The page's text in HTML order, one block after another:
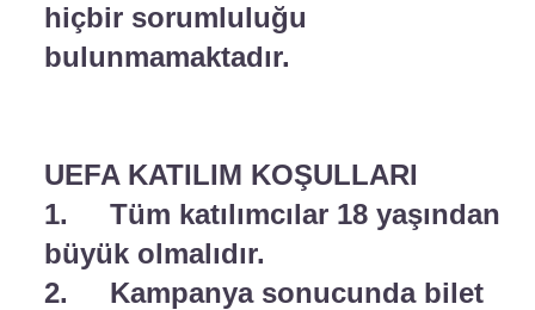
hiçbir sorumluluğu
bulunmamaktadır.
UEFA KATILIM KOŞULLARI
1. Tüm katılımcılar 18 yaşından
büyük olmalıdır.
2. Kampanya sonucunda bilet